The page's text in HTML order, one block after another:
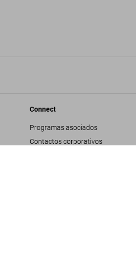
Connect
Programas asociados
Contactos corporativos